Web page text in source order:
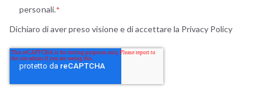
personali.*
Dichiaro di aver preso visione e di accettare la Privacy Policy